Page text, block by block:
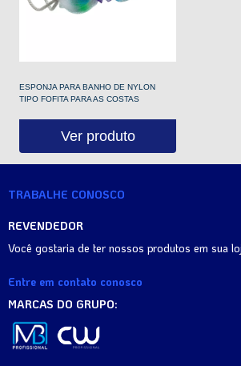
ESPONJA PARA BANHO DE NYLON
TIPO FOFITA PARA AS COSTAS
Ver produto
TRABALHE CONOSCO
REVENDEDOR
Você gostaria de ter nossos produtos em sua
Entre em contato conosco
MARCAS DO GRUPO: